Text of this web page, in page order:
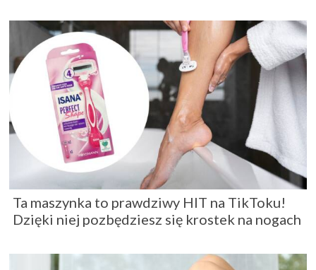
Ta maszynka to prawdziwy HIT na TikToku!
Dzięki niej pozbędziesz się krostek na nogach